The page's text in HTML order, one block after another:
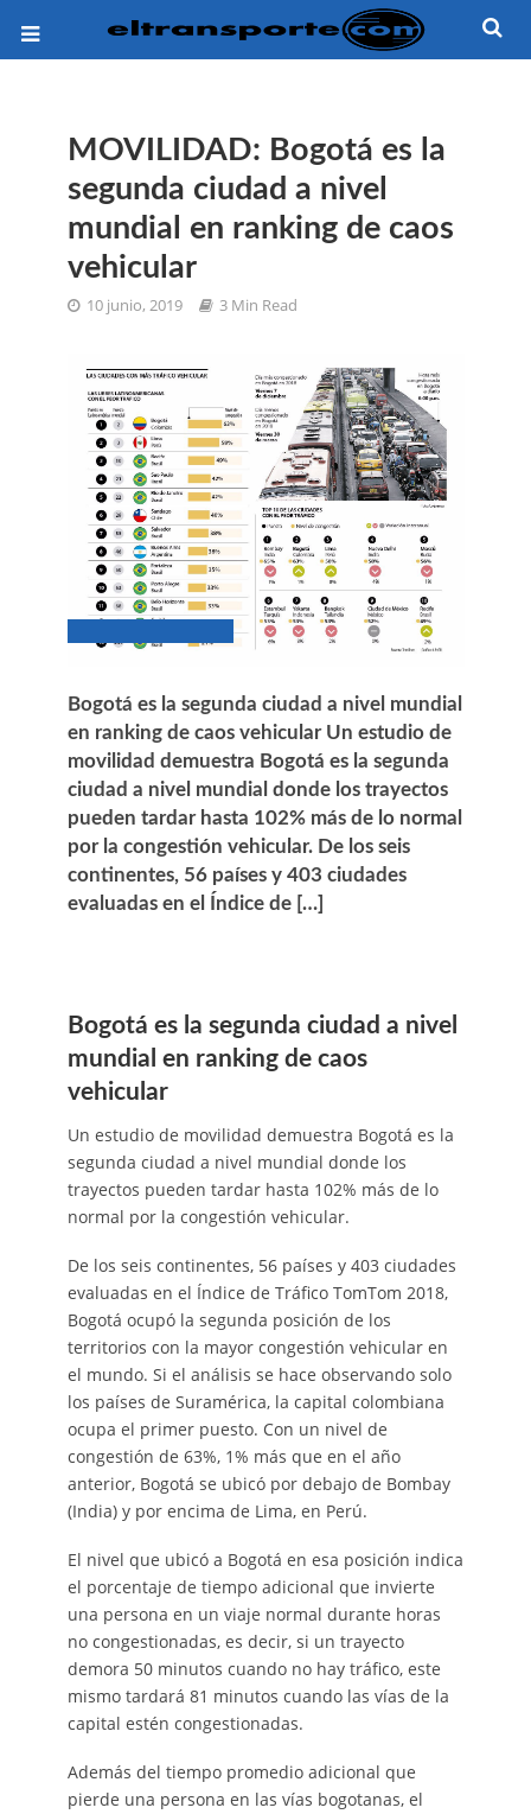
MOVILIDAD: Bogotá es la
segunda ciudad a nivel
mundial en ranking de caos
vehicular
10 junio, 2019 3 Min Read
Bogotá es la segunda ciudad a nivel mundial
en ranking de caos vehicular Un estudio de
movilidad demuestra Bogotá es la segunda
ciudad a nivel mundial donde los trayectos
pueden tardar hasta 102% más de lo normal
por la congestión vehicular. De los seis
continentes, 56 países y 403 ciudades
evaluadas en el Índice de […]
Bogotá es la segunda ciudad a nivel
mundial en ranking de caos
vehicular
Un estudio de movilidad demuestra Bogotá es la
segunda ciudad a nivel mundial donde los
trayectos pueden tardar hasta 102% más de lo
normal por la congestión vehicular.
De los seis continentes, 56 países y 403 ciudades
evaluadas en el Índice de Tráfico TomTom 2018,
Bogotá ocupó la segunda posición de los
territorios con la mayor congestión vehicular en
el mundo. Si el análisis se hace observando solo
los países de Suramérica, la capital colombiana
ocupa el primer puesto. Con un nivel de
congestión de 63%, 1% más que en el año
anterior, Bogotá se ubicó por debajo de Bombay
(India) y por encima de Lima, en Perú.
El nivel que ubicó a Bogotá en esa posición indica
el porcentaje de tiempo adicional que invierte
una persona en un viaje normal durante horas
no congestionadas, es decir, si un trayecto
demora 50 minutos cuando no hay tráfico, este
mismo tardará 81 minutos cuando las vías de la
capital estén congestionadas.
Además del tiempo promedio adicional que
pierde una persona en las vías bogotanas, el